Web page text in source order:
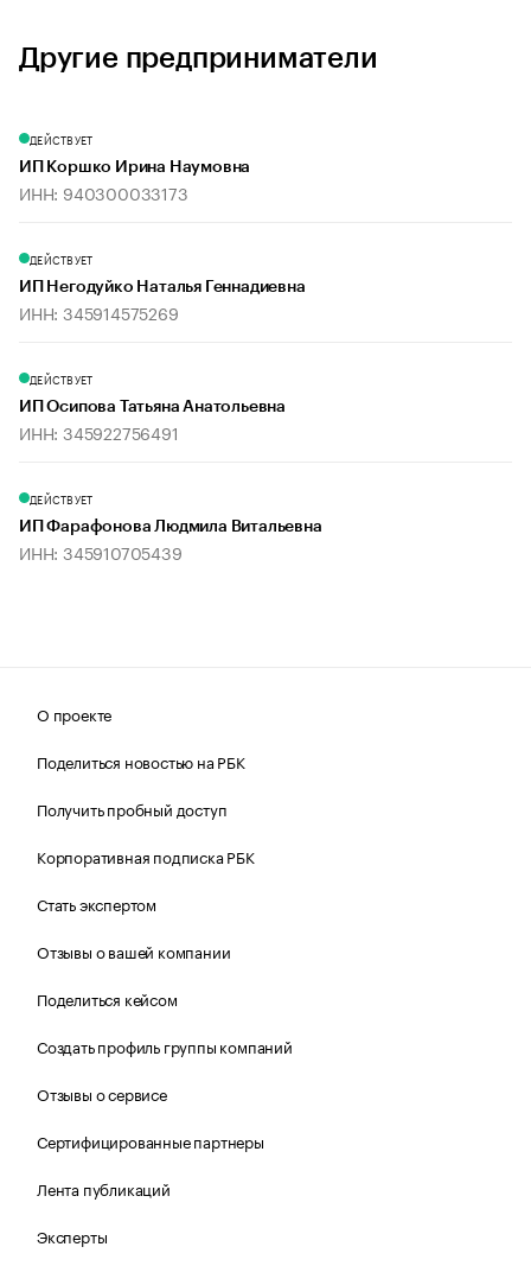
Другие предприниматели
ДЕЙСТВУЕТ
ИП Коршко Ирина Наумовна
ИНН: 940300033173
ДЕЙСТВУЕТ
ИП Негодуйко Наталья Геннадиевна
ИНН: 345914575269
ДЕЙСТВУЕТ
ИП Осипова Татьяна Анатольевна
ИНН: 345922756491
ДЕЙСТВУЕТ
ИП Фарафонова Людмила Витальевна
ИНН: 345910705439
О проекте
Поделиться новостью на РБК
Получить пробный доступ
Корпоративная подписка РБК
Стать экспертом
Отзывы о вашей компании
Поделиться кейсом
Создать профиль группы компаний
Отзывы о сервисе
Сертифицированные партнеры
Лента публикаций
Эксперты